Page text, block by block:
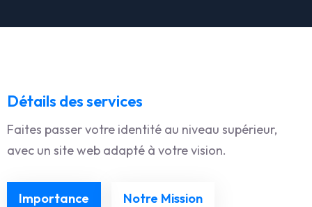
Détails des services
Faites passer votre identité au niveau supérieur,
avec un site web adapté à votre vision.
Importance Notre Mission